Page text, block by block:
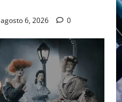
agosto 6, 2026 0